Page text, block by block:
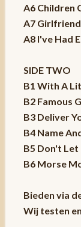
A6 Children
A7 Girlfriend
A8 I've Had
SIDE TWO
B1 With A
B2 Famous
B3 Deliver
B4 Name
B5 Don't Let
B6 Morse
Bieden via
Wij testen